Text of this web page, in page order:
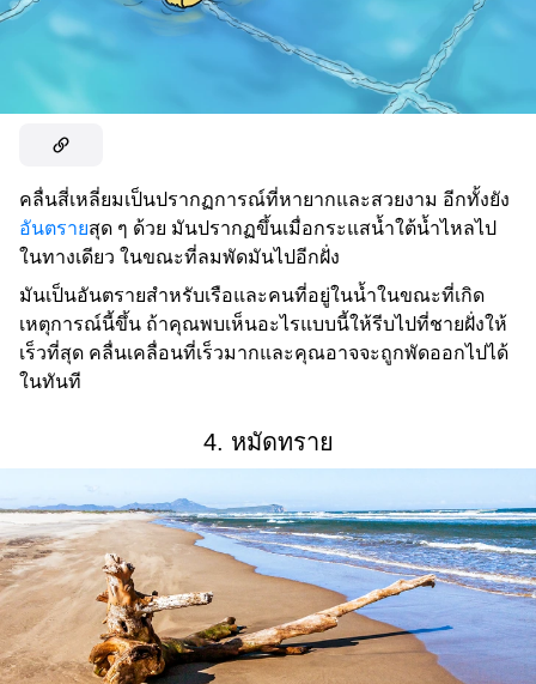
คลื่นสี่เหลี่ยมเป็นปรากฏการณ์ที่หายากและสวยงาม อีกทั้งยัง
อันตรายสุด ๆ ด้วย มันปรากฏขึ้นเมื่อกระแสน้ำใต้น้ำไหลไป
ในทางเดียว ในขณะที่ลมพัดมันไปอีกฝั่ง
มันเป็นอันตรายสำหรับเรือและคนที่อยู่ในน้ำในขณะที่เกิด
เหตุการณ์นี้ขึ้น ถ้าคุณพบเห็นอะไรแบบนี้ให้รีบไปที่ชายฝั่งให้
เร็วที่สุด คลื่นเคลื่อนที่เร็วมากและคุณอาจจะถูกพัดออกไปได้
ในทันที
4. หมัดทราย